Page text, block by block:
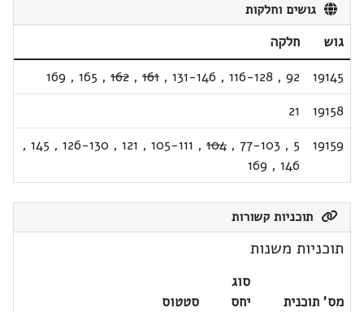
גושים וחלקות
גוש
חלקה
19145
92
,
116-128
,
131-146
,
161
,
162
,
165
,
169
19158
21
19159
5
,
77-103
,
104
,
105-111
,
121
,
126-130
,
145
,
146
,
169
תוכניות קשורות
תוכניות משנות
מס' תוכנית
סוג
יחס
סטטוס